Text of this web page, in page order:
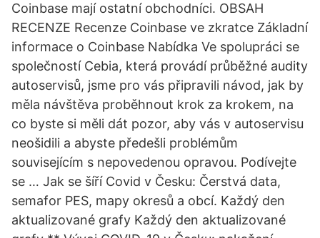
Coinbase mají ostatní obchodníci. OBSAH
RECENZE Recenze Coinbase ve zkratce Základní
informace o Coinbase Nabídka Ve spolupráci se
společností Cebia, která provádí průběžné audity
autoservisů, jsme pro vás připravili návod, jak by
měla návštěva proběhnout krok za krokem, na
co byste si měli dát pozor, aby vás v autoservisu
neošidili a abyste předešli problémům
souvisejícím s nepovedenou opravou. Podívejte
se … Jak se šíří Covid v Česku: Čerstvá data,
semafor PES, mapy okresů a obcí. Každý den
aktualizované grafy Každý den aktualizované